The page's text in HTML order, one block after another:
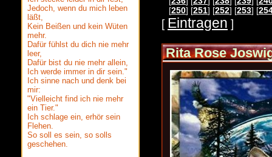
[250] [251] [252] [253] [
[ Eintragen ]
Rita Rose
Jedoch, wenn du mich leben
läßt,
Kein Beißen und kein Wüten
mehr.
Dafür fühlst du dich nie mehr
leer,
Dafür bist du nie mehr allein,
Ich werde immer in dir sein."
Ich sinne nach und denk bei
mir:
"Vielleicht find ich nie mehr
ein Tier."
Ich schlage ein, erhör sein
Flehen.
So soll es sein, so solls
geschehen.